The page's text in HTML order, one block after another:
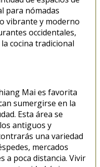
para nómadas
vibrante y moderno
occidentales,
cocina tradicional
Mai es favorita
sumergirse en la
Esta área se
antiguos y
una variedad
mercados
a poca distancia. Vivir